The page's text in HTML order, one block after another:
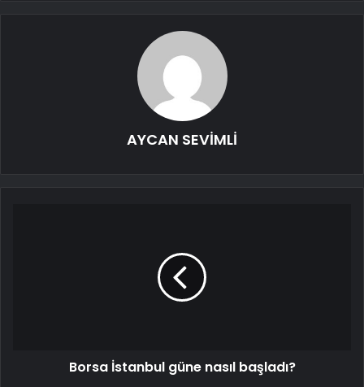
AYCAN SEVİMLİ
Borsa İstanbul güne nasıl başladı?